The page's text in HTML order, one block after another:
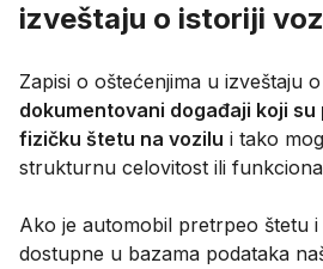
izveštaju o istoriji
Zapisi o oštećenjima u izveštaju
dokumentovani događaji koji
fizičku štetu na vozilu i tako
strukturnu celovitost ili
Ako je automobil pretrpeo štetu
dostupne u bazama podataka